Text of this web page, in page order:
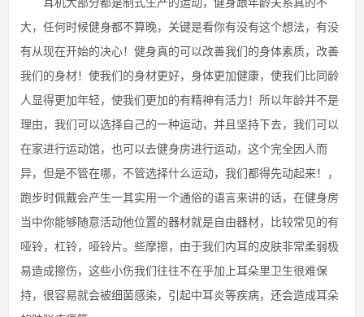
大，任何时候健身都不算晚，关键是看你有没有这个想法，有没
有从现在开始的决心！健身真的可以改善我们的身体素质，改善
我们的身材！使我们的身材更好，身体更加健康，使我们比同龄
人显得更加年轻，使我们更加的有精神有活力！所以年龄并不是
理由，我们可以选择自己的一种运动，并且坚持下去，我们可以
在家进行运动馆，也可以去健身房进行运动，这个完全因人而
异，但是不管在哪，不管选择什么运动，我们都得先动起来！，
跑步时佩戴会产生一其实用一个通俗的语言来讲的话，在健身房
当中你能够随意活动他位置的器材就是自由器材，比较常见的有
哑铃，杠铃，哑铃片。些摩擦，由于我们内耳的皮肤非常柔弱极
易造成擦伤，这些小伤我们往往不在乎加上耳朵里卫生很难保
持，很容易就会被细菌感染，引起中耳炎等疾病，还会造成耳朵